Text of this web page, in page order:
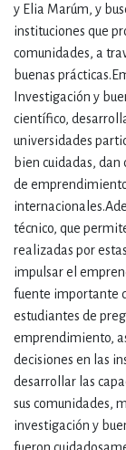
y Elia Marúm, y
instituciones que
comunidades, a
buenas
Investigación y
científico,
universidades
bien cuidadas,
de
técnico, que
realizadas por
impulsar el
fuente importante
estudiantes de
emprendimiento,
decisiones en las
desarrollar las
sus comunidades,
investigación y